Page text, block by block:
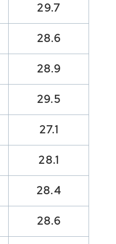
29.7
28.6
28.9
29.5
27.1
28.1
28.4
28.6